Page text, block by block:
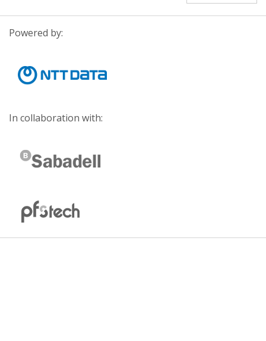
Powered by:
In collaboration with: